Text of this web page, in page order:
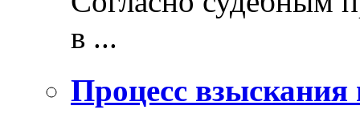
в ...
Процесс взыскания